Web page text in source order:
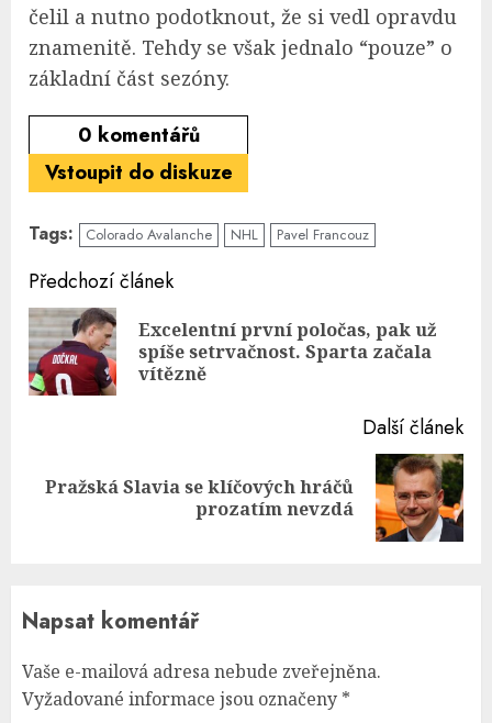
čelil a nutno podotknout, že si vedl opravdu
znamenitě. Tehdy se však jednalo “pouze” o
základní část sezóny.
0 komentářů
Vstoupit do diskuze
Tags: Colorado Avalanche NHL Pavel Francouz
Continue
Reading
Předchozí článek
Excelentní první poločas, pak už
spíše setrvačnost. Sparta začala
vítězně
Další článek
Next
Pražská Slavia se klíčových hráčů
prozatím nevzdá
Napsat komentář
Vaše e-mailová adresa nebude zveřejněna.
Vyžadované informace jsou označeny *